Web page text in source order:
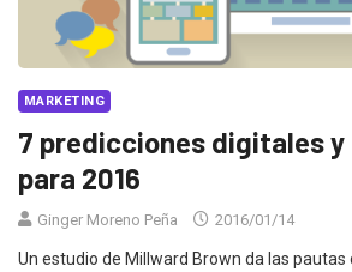
MARKETING
7 predicciones digitales y
para 2016
Ginger Moreno Peña 2016/01/14
Un estudio de Millward Brown da las pautas